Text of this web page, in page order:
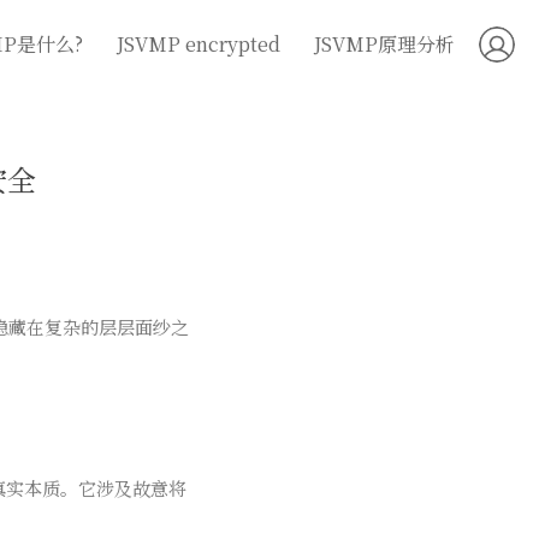
是什么? JSVMP encrypted JSVMP原理分析
在复杂的层层面纱之
本质。它涉及故意将